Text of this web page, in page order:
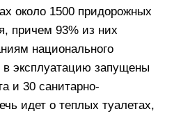
около 1500 придорожных
причем 93% из них
национального
в эксплуатацию запущены
и 30 санитарно-
идет о теплых туалетах,